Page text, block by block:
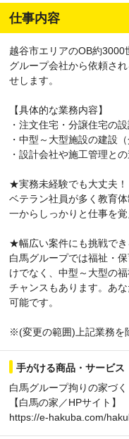
仕事内容
越谷市エリアのOB約3000
グループ会社から依頼さ
せします。
【具体的な業務内容】
・注文住宅・分譲住宅の
・中型～大型施設の建設
・設計会社や施工管理と
★実務未経験でも大丈夫！
ベテラン社員が多く教育
一からしっかりと仕事を覚
★幅広い案件にも挑戦でき
白馬グループでは福祉・
けでなく、中型～大型の
チャンスもあります。あ
可能です。
※(変更の範囲)上記業務を
手がける商品・サービス
白馬グループ拘りの家づく
【白馬の家／HPサイト】
https://e-hakuba.com/